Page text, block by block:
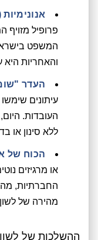
פרופיל מזויף
המשפט
והאחריות
העדר
עיתונים
העובדות.
ללא סינון או
הכוח של
או מרגיזים
החברתיות,
מהירה של
ההשלכות של